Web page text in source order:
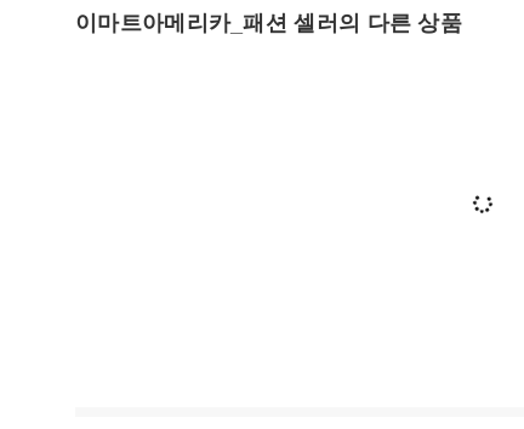
이마트아메리카_패션 셀러의 다른 상품